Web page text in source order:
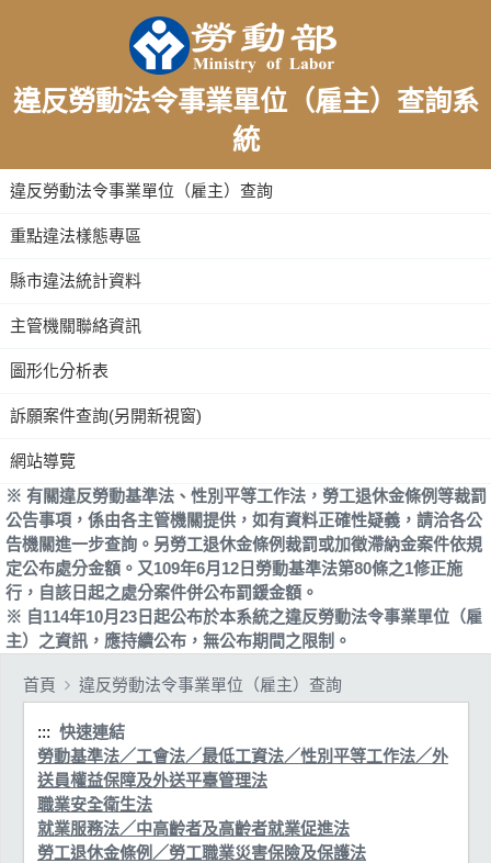
違反勞動法令事業單位（雇主）查詢系
統
違反勞動法令事業單位（雇主）查詢
重點違法樣態專區
縣市違法統計資料
主管機關聯絡資訊
圖形化分析表
訴願案件查詢(另開新視窗)
網站導覽
※ 有關違反勞動基準法、性別平等工作法，勞工退休金條例等裁罰
公告事項，係由各主管機關提供，如有資料正確性疑義，請洽各公
告機關進一步查詢。另勞工退休金條例裁罰或加徵滯納金案件依規
定公布處分金額。又109年6月12日勞動基準法第80條之1修正施
行，自該日起之處分案件併公布罰鍰金額。
※ 自114年10月23日起公布於本系統之違反勞動法令事業單位（雇
主）之資訊，應持續公布，無公布期間之限制。
首頁 違反勞動法令事業單位（雇主）查詢
::: 快速連結
勞動基準法／工會法／最低工資法／性別平等工作法／外
送員權益保障及外送平臺管理法
職業安全衛生法
就業服務法／中高齡者及高齡者就業促進法
勞工退休金條例／勞工職業災害保險及保護法